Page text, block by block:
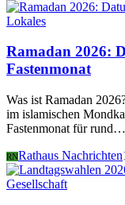
Lokales
Ramadan 2026:
Fastenmonat
Was ist Ramadan
im islamischen
Fastenmonat für rund…
RNRathaus Nachrichten
Gesellschaft